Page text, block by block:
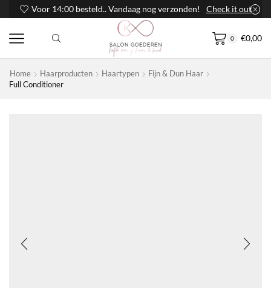
Voor 14:00 besteld.. Vandaag nog verzonden! Check it out
0 €0,00
Home Haarproducten Haartypen
Fijn & Dun Haar
Full Conditioner